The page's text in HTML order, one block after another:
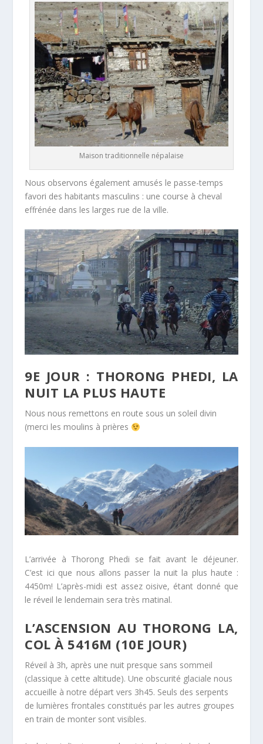
Maison traditionnelle népalaise
Nous observons également amusés le passe-temps
favori des habitants masculins : une course à cheval
effrénée dans les larges rue de la ville.
9E JOUR : THORONG PHEDI, LA
NUIT LA PLUS HAUTE
Nous nous remettons en route sous un soleil divin
(merci les moulins à prières
L’arrivée à Thorong Phedi se fait avant le déjeuner.
C’est ici que nous allons passer la nuit la plus haute :
4450m! L’après-midi est assez oisive, étant donné que
le réveil le lendemain sera très matinal.
L’ASCENSION AU THORONG LA,
COL À 5416M (10E JOUR)
Réveil à 3h, après une nuit presque sans sommeil
(classique à cette altitude). Une obscurité glaciale nous
accueille à notre départ vers 3h45. Seuls des serpents
de lumières frontales constitués par les autres groupes
en train de monter sont visibles.